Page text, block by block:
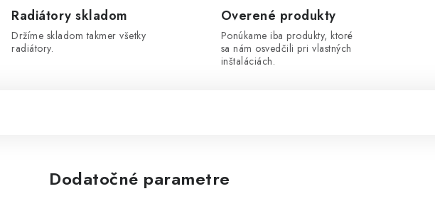
Radiátory skladom
Držíme skladom takmer všetky
radiátory.
Overené produkty
Ponúkame iba produkty, ktoré
sa nám osvedčili pri vlastných
inštaláciách.
Dodatočné parametre